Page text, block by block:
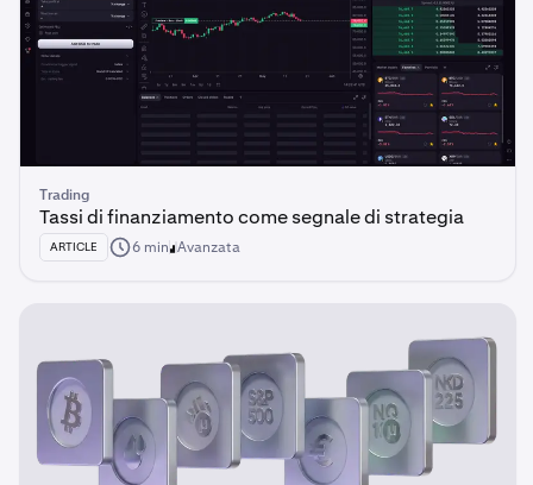
Trading
Tassi di finanziamento come segnale di strategia
ARTICLE 6 min Avanzata